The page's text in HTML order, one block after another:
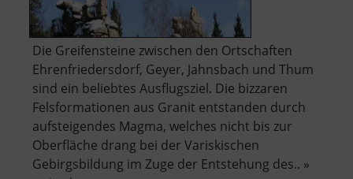
Die Greifensteine zwischen den Ortschaften
Ehrenfriedersdorf, Geyer, Jahnsbach und Thum
sind ein beliebtes Ausflugsziel. Die bizzaren
Felsformationen aus Granit entstanden durch
aufsteigendes Magma, welches nicht bis zur
Oberfläche drang bei der Variskischen
Gebirgsbildung im Zuge der Entstehung des.. »